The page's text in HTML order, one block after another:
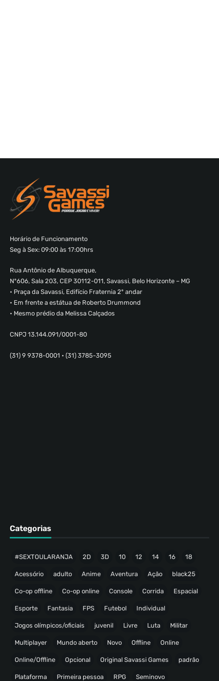
Horário de Funcionamento
Seg à Sex: 09:00 às 17:00hrs
Rua Antônio de Albuquerque,
Nº606, Sala 203, CEP 30112-011, Savassi, Belo Horizonte – MG
• Praça da Savassi, Edifício Fraternia 2º andar
• Em frente a estátua de Roberto Drummond
• Mesmo prédio da Melissa Calçados
CNPJ 13.144.091/0001-80
(31) 9 9378-0001 • (31) 3785-3095
Categorias
#SEXTOULARANJA 2D 3D 10 12 14 16 18
Acessório adulto Anime Aventura Ação black25
Co-op offline Co-op online Console Corrida Espacial
Esporte Fantasia FPS Futebol Individual
Jogos olímpicos/oficiais juvenil Livre Luta Militar
Multiplayer Mundo aberto Novo Offline Online
Online/Offline Opcional Original Savassi Games padrão
Plataforma Primeira pessoa RPG Seminovo